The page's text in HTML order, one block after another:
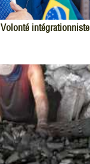
Volonté intégrationniste